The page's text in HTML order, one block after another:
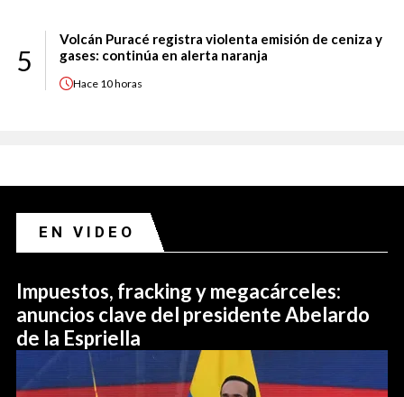
5
Volcán Puracé registra violenta emisión de ceniza y
gases: continúa en alerta naranja
Hace 10 horas
EN VIDEO
Impuestos, fracking y megacárceles:
anuncios clave del presidente Abelardo
de la Espriella